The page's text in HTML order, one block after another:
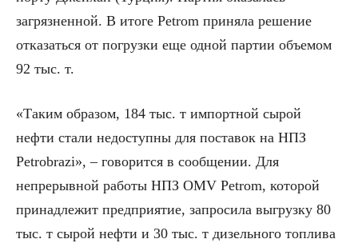
загрязненной. В итоге Petrom приняла решение
отказаться от погрузки еще одной партии объемом
92 тыс. т.
«Таким образом, 184 тыс. т импортной сырой
нефти стали недоступны для поставок на НПЗ
Petrobrazi», – говорится в сообщении. Для
непрерывной работы НПЗ OMV Petrom, которой
принадлежит предприятие, запросила выгрузку 80
тыс. т сырой нефти и 30 тыс. т дизельного топлива